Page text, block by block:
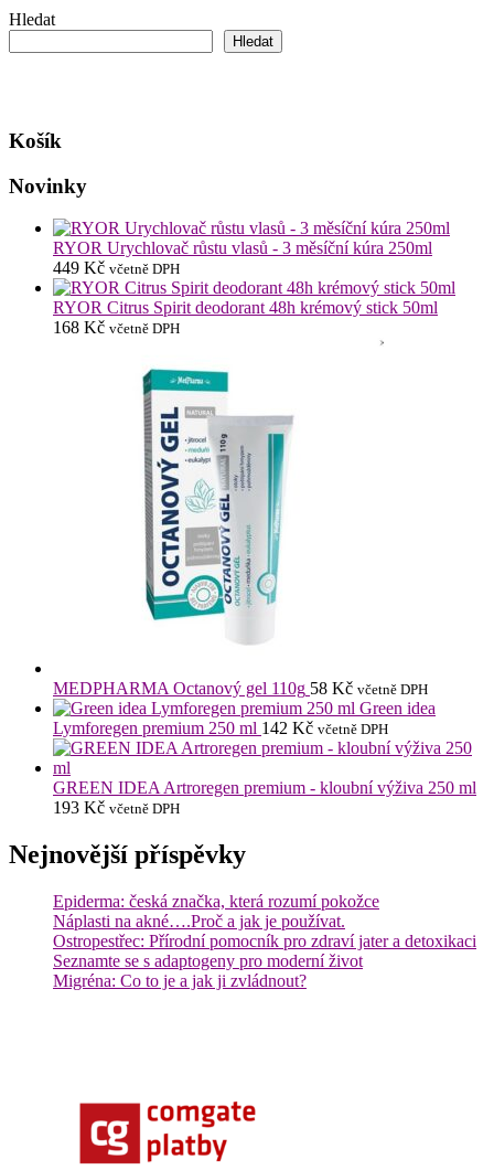
Hledat
Hledat
Košík
Novinky
RYOR Urychlovač růstu vlasů - 3 měsíční kúra 250ml
449 Kč včetně DPH
RYOR Citrus Spirit deodorant 48h krémový stick 50ml
168 Kč včetně DPH
MEDPHARMA Octanový gel 110g 58 Kč včetně DPH
Green idea
Lymforegen premium 250 ml 142 Kč včetně DPH
GREEN IDEA Artroregen premium - kloubní výživa 250 ml
193 Kč včetně DPH
Nejnovější příspěvky
Epiderma: česká značka, která rozumí pokožce
Náplasti na akné….Proč a jak je používat.
Ostropestřec: Přírodní pomocník pro zdraví jater a detoxikaci
Seznamte se s adaptogeny pro moderní život
Migréna: Co to je a jak ji zvládnout?